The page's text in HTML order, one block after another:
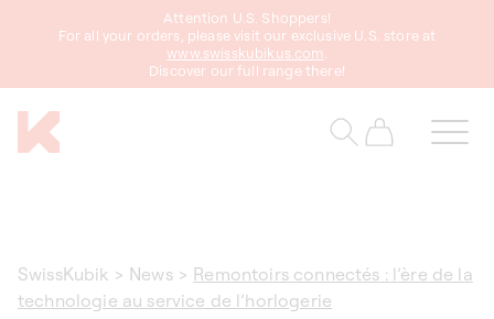
Attention U.S. Shoppers!
For all your orders, please visit our exclusive U.S. store at
www.swisskubikus.com
Discover our full range there!
Panier
SwissKubik > News > Remontoirs connectés : l’ère de la
technologie au service de l’horlogerie